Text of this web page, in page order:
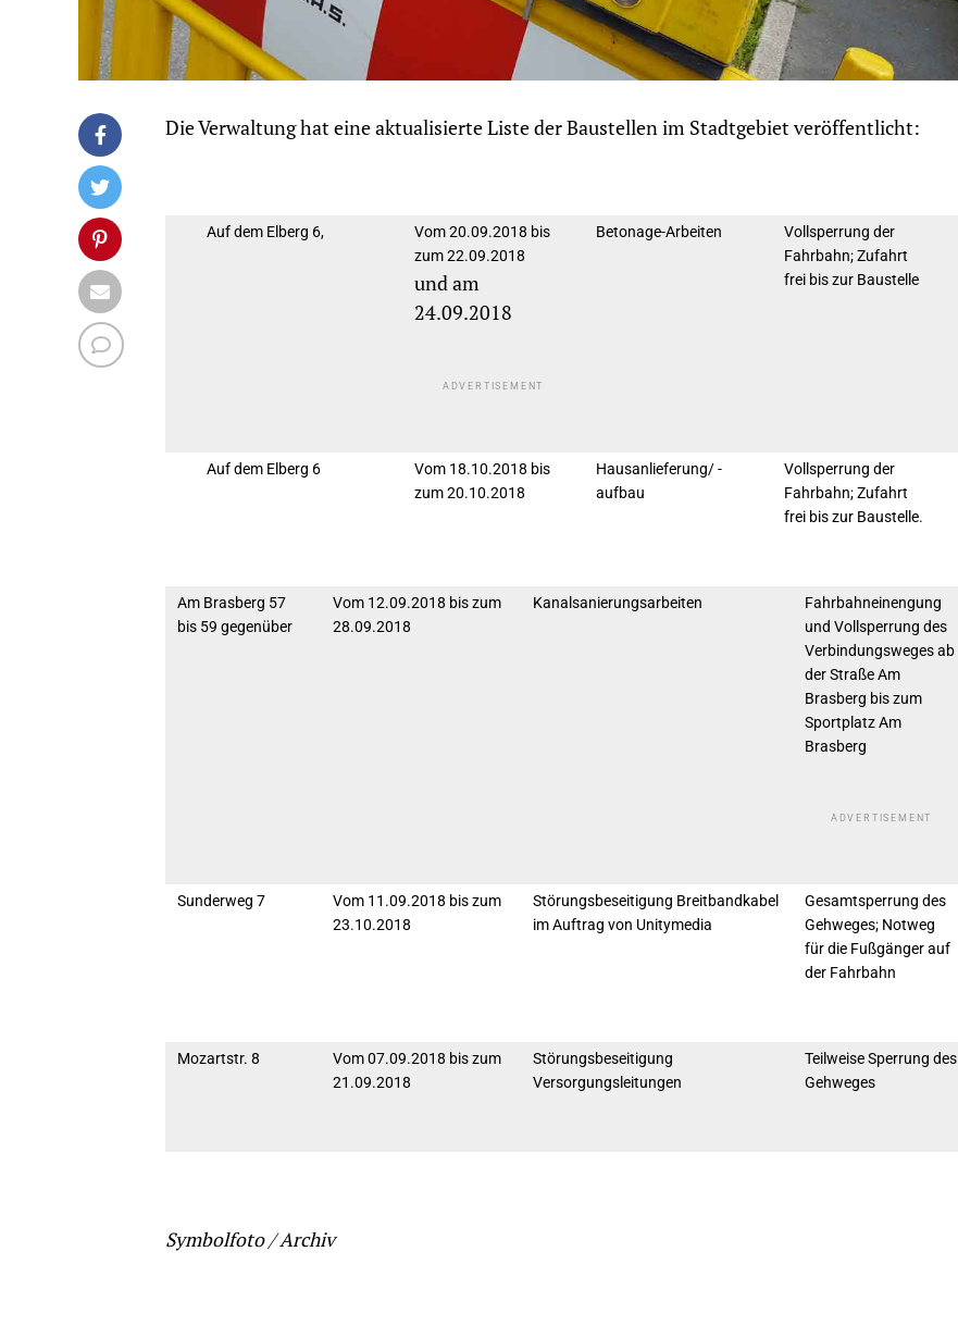
Die Verwaltung hat eine aktualisierte Liste der Baustellen im Stadtgebiet veröffentlicht:
Auf dem Elberg 6,
Vom 20.09.2018 bis
zum 22.09.2018
und am
24.09.2018
ADVERTISEMENT
Betonage-Arbeiten
Vollsperrung der
Fahrbahn; Zufahrt
frei bis zur Baustelle
Auf dem Elberg 6
Vom 18.10.2018 bis
zum 20.10.2018
Hausanlieferung/ -
aufbau
Vollsperrung der
Fahrbahn; Zufahrt
frei bis zur Baustelle.
Am Brasberg 57
bis 59 gegenüber
Vom 12.09.2018 bis zum
28.09.2018
Kanalsanierungsarbeiten
Fahrbahneinengung
und Vollsperrung des
Verbindungsweges ab
der Straße Am
Brasberg bis zum
Sportplatz Am
Brasberg
ADVERTISEMENT
Sunderweg 7
Vom 11.09.2018 bis zum
23.10.2018
Störungsbeseitigung Breitbandkabel
im Auftrag von Unitymedia
Gesamtsperrung des
Gehweges; Notweg
für die Fußgänger auf
der Fahrbahn
Mozartstr. 8
Vom 07.09.2018 bis zum
21.09.2018
Störungsbeseitigung
Versorgungsleitungen
Teilweise Sperrung des
Gehweges
Symbolfoto / Archiv